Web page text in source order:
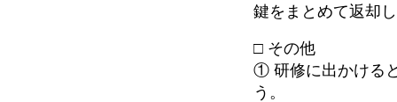
鍵をまとめて返却
□ その他
① 研修に出かける
う。